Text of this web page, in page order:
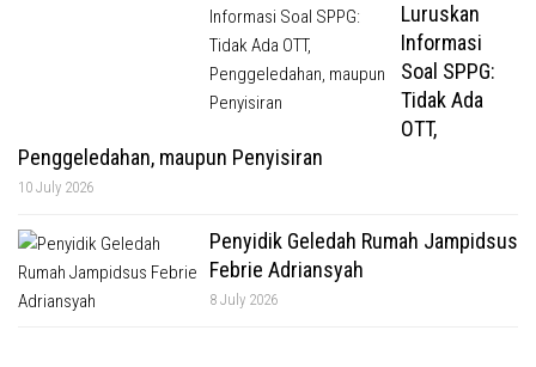
Luruskan
Informasi
Soal SPPG:
Tidak Ada
OTT,
Penggeledahan, maupun Penyisiran
10 July 2026
Penyidik Geledah Rumah Jampidsus
Febrie Adriansyah
8 July 2026